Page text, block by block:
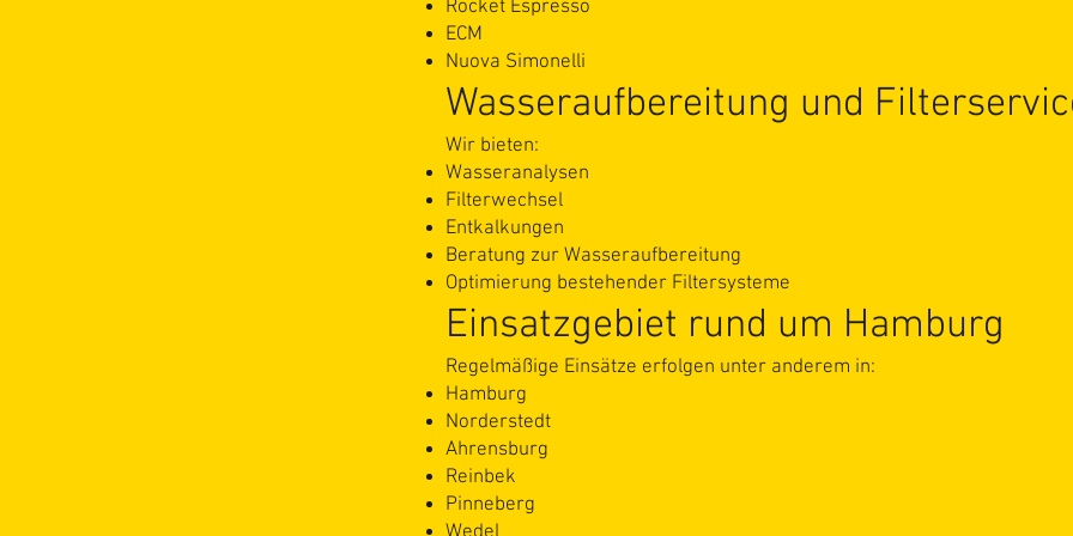
Rocket Espresso
ECM
Nuova Simonelli
Wasseraufbereitung und
Wir bieten:
Wasseranalysen
Filterwechsel
Entkalkungen
Beratung zur Wasseraufbereitung
Optimierung bestehender Filtersysteme
Einsatzgebiet rund um Hamburg
Regelmäßige Einsätze erfolgen unter anderem in:
Hamburg
Norderstedt
Ahrensburg
Reinbek
Pinneberg